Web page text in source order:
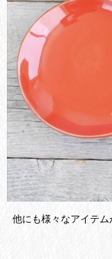
他にも様々なアイテム